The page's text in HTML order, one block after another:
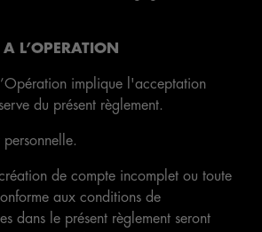
L’OPERATION
implique l'acceptation
du présent règlement.
de compte incomplet ou toute
aux conditions de
dans le présent règlement seront